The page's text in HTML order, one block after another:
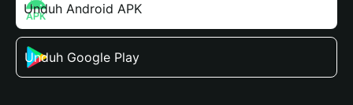
Unduh Android APK
Unduh Google Play